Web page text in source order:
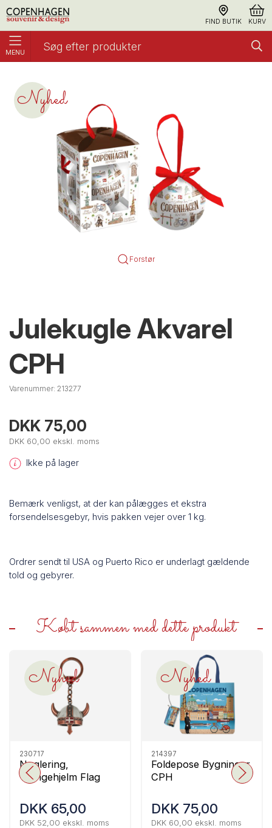
FIND BUTIK KURV
MENU
Nyhed
Forstør
Julekugle Akvarel
CPH
Varenummer: 213277
DKK 75,00
DKK 60,00 ekskl. moms
Ikke på lager
Bemærk venligst, at der kan pålægges et ekstra
forsendelsesgebyr, hvis pakken vejer over 1 kg.
Ordrer sendt til USA og Puerto Rico er underlagt gældende
told og gebyrer.
Købt sammen med dette produkt
Nyhed
230717
Nøglering,
Vikingehjelm Flag
DKK 65,00
DKK 52,00 ekskl. moms
Nyhed
214397
Foldepose Bygninger
CPH
DKK 75,00
DKK 60,00 ekskl. moms